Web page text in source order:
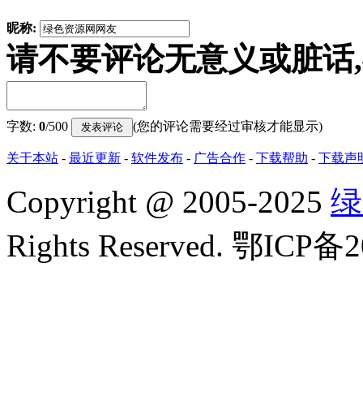
昵称:
请不要评论无意义或脏
字数: 0/500 (您的评论需要经过审核才能显示)
关于本站 - 最近更新 - 软件发布 - 广告合作 - 下载帮助 - 下载声
Copyright @ 2005-2025
Rights Reserved. 鄂ICP备